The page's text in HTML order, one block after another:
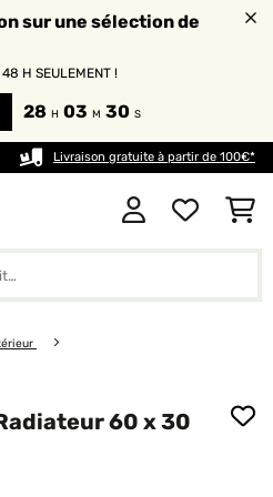
sur une sélection de
48 H SEULEMENT !
28 H 03 M 30 S
Livraison gratuite à partir de 100€*
60 x 30